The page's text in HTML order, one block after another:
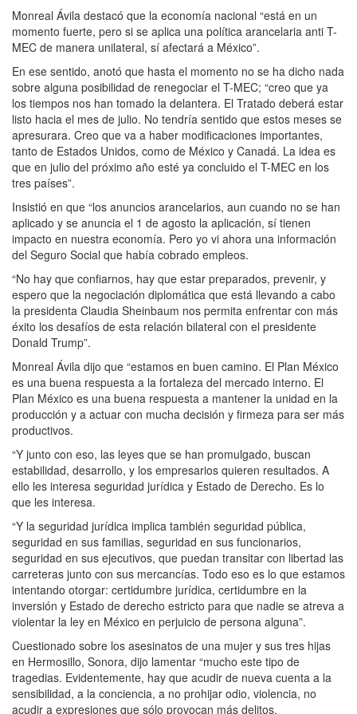
Monreal Ávila destacó que la economía nacional “está en un
momento fuerte, pero si se aplica una política arancelaria anti T-
MEC de manera unilateral, sí afectará a México”.
En ese sentido, anotó que hasta el momento no se ha dicho nada
sobre alguna posibilidad de renegociar el T-MEC; “creo que ya
los tiempos nos han tomado la delantera. El Tratado deberá estar
listo hacia el mes de julio. No tendría sentido que estos meses se
apresurara. Creo que va a haber modificaciones importantes,
tanto de Estados Unidos, como de México y Canadá. La idea es
que en julio del próximo año esté ya concluido el T-MEC en los
tres países”.
Insistió en que “los anuncios arancelarios, aun cuando no se han
aplicado y se anuncia el 1 de agosto la aplicación, sí tienen
impacto en nuestra economía. Pero yo vi ahora una información
del Seguro Social que había cobrado empleos.
“No hay que confiarnos, hay que estar preparados, prevenir, y
espero que la negociación diplomática que está llevando a cabo
la presidenta Claudia Sheinbaum nos permita enfrentar con más
éxito los desafíos de esta relación bilateral con el presidente
Donald Trump”.
Monreal Ávila dijo que “estamos en buen camino. El Plan México
es una buena respuesta a la fortaleza del mercado interno. El
Plan México es una buena respuesta a mantener la unidad en la
producción y a actuar con mucha decisión y firmeza para ser más
productivos.
“Y junto con eso, las leyes que se han promulgado, buscan
estabilidad, desarrollo, y los empresarios quieren resultados. A
ello les interesa seguridad jurídica y Estado de Derecho. Es lo
que les interesa.
“Y la seguridad jurídica implica también seguridad pública,
seguridad en sus familias, seguridad en sus funcionarios,
seguridad en sus ejecutivos, que puedan transitar con libertad las
carreteras junto con sus mercancías. Todo eso es lo que estamos
intentando otorgar: certidumbre jurídica, certidumbre en la
inversión y Estado de derecho estricto para que nadie se atreva a
violentar la ley en México en perjuicio de persona alguna”.
Cuestionado sobre los asesinatos de una mujer y sus tres hijas
en Hermosillo, Sonora, dijo lamentar “mucho este tipo de
tragedias. Evidentemente, hay que acudir de nueva cuenta a la
sensibilidad, a la conciencia, a no prohijar odio, violencia, no
acudir a expresiones que sólo provocan más delitos.